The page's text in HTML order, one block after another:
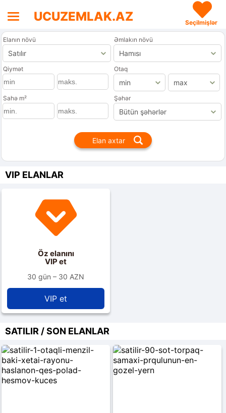
UCUZEMLAK.AZ Seçilmişlər
Elanın növü Əmlakın növü
Qiymət Otaq
Sahə m² Şəhər
VIP ELANLAR
Öz elanını
VIP et
30 gün – 30 AZN
VIP et
SATILIR / SON ELANLAR